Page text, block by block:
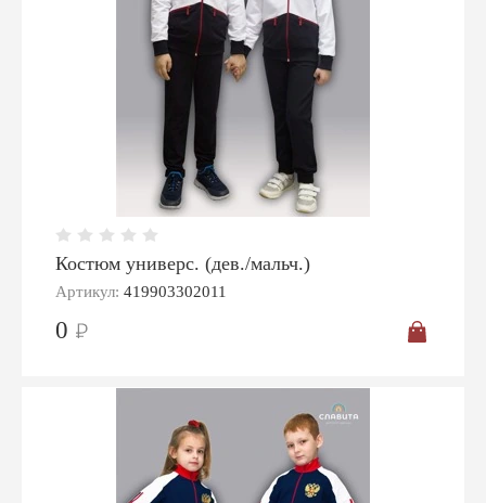
Костюм универс. (дев./мальч.)
Артикул: 419903302011
0